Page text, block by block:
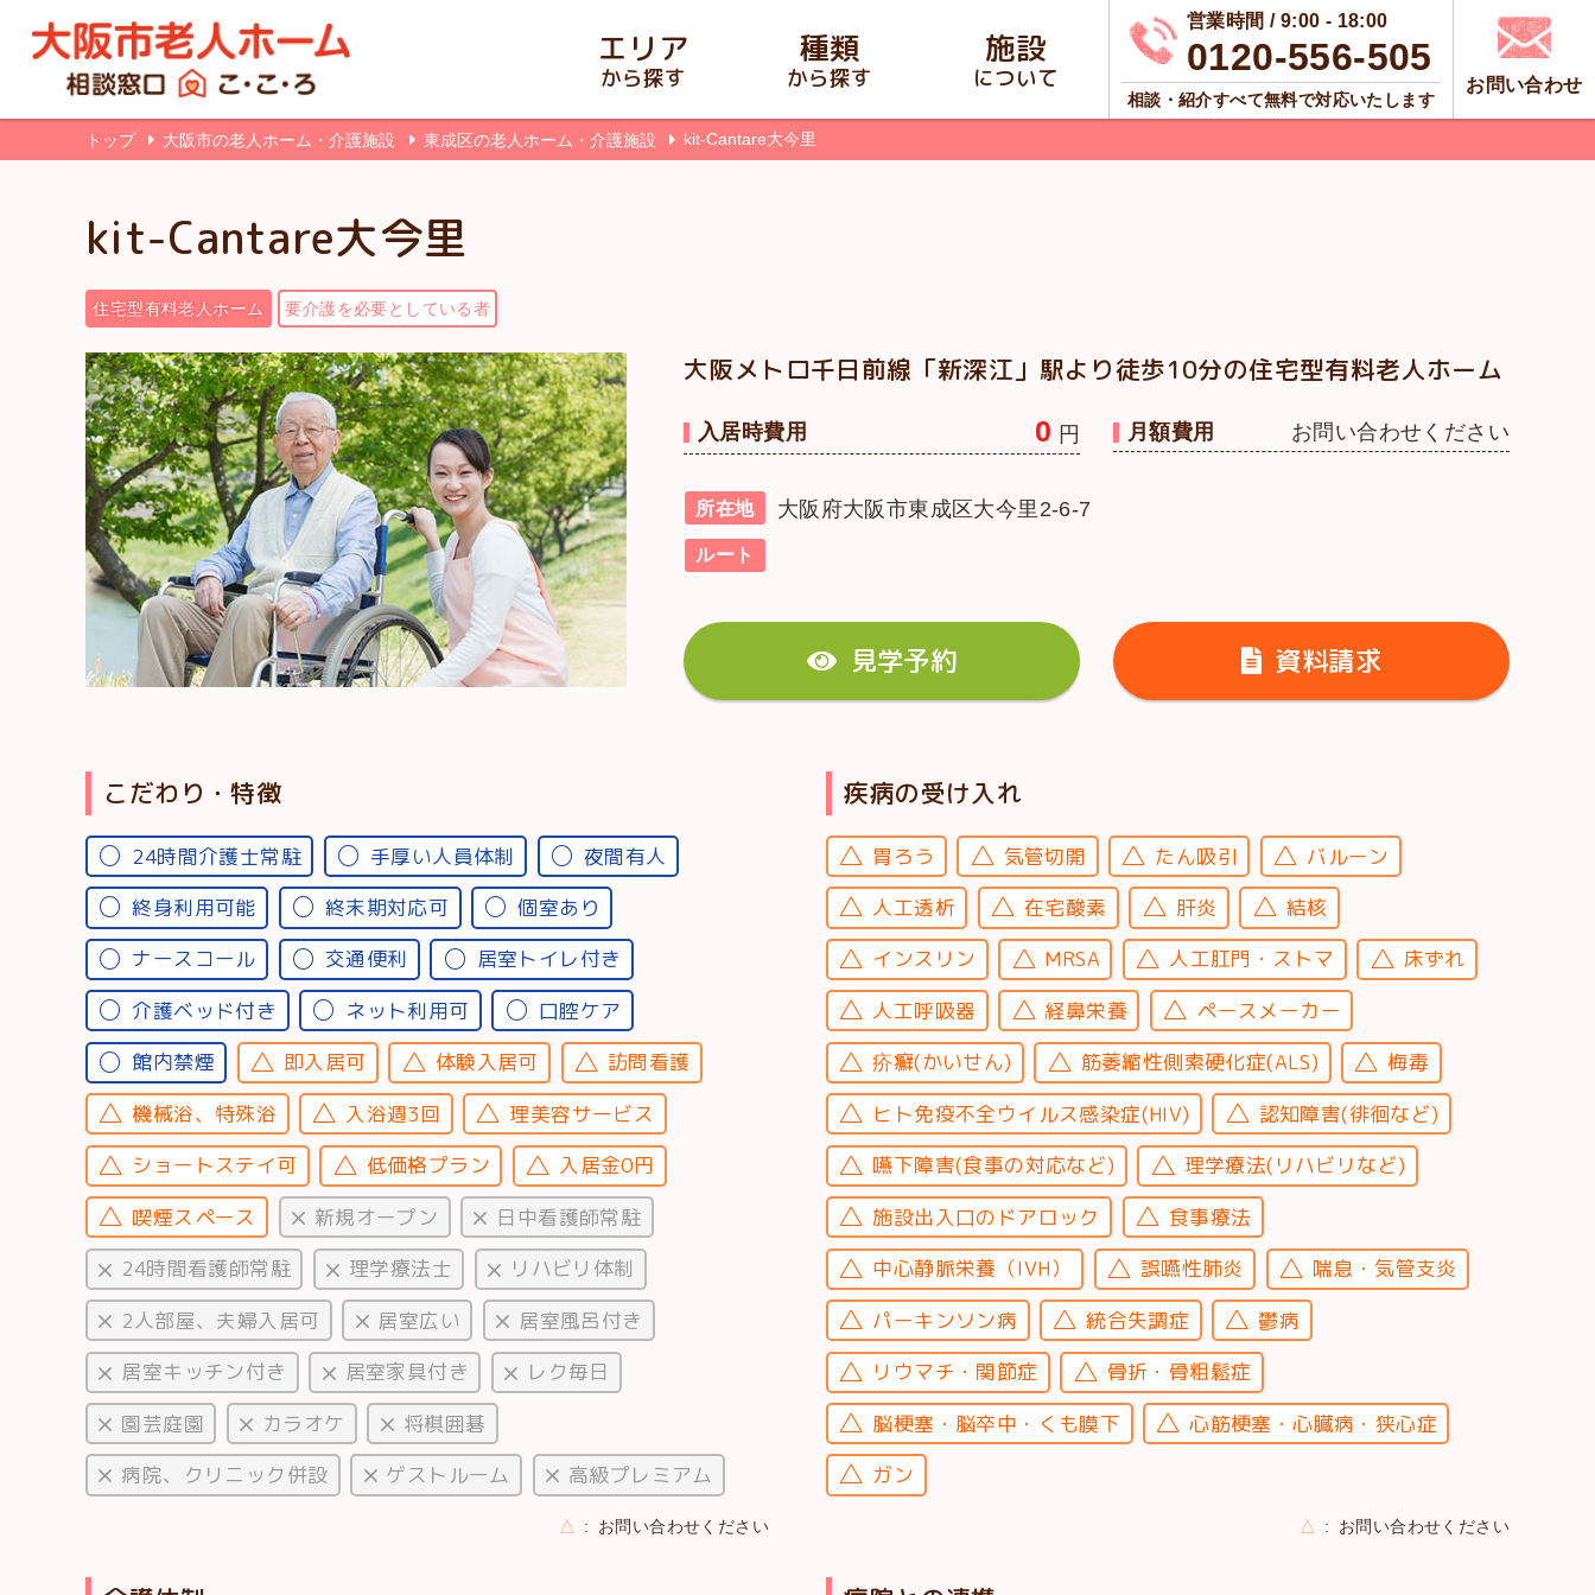
営業時間 / 9:00 - 18:00
0120-556-505
相談・紹介すべて無料で対応いたします
お問い合わせ
エリア
から探す
種類
から探す
施設
について
トップ 大阪市の老人ホーム・介護施設 東成区の老人ホーム・介護施設 kit-Cantare大今里
kit-Cantare大今里
住宅型有料老人ホーム 要介護を必要としている者
大阪メトロ千日前線「新深江」駅より徒歩10分の住宅型有料老人ホーム
入居時費用 0 円 月額費用 お問い合わせください
所在地 大阪府大阪市東成区大今里2-6-7
ルート
見学予約 資料請求
こだわり・特徴
24時間介護士常駐 手厚い人員体制
夜間有人
終身利用可能
終末期対応可
個室あり
ナースコール
交通便利
居室トイレ付き
介護ベッド付き
ネット利用可
口腔ケア
館内禁煙
即入居可 体験入居可
訪問看護
機械浴、特殊浴
入浴週3回
理美容サービス
ショートステイ可
低価格プラン
入居金0円
喫煙スペース
新規オープン
日中看護師常駐
24時間看護師常駐
理学療法士
リハビリ体制
2人部屋、夫婦入居可
居室広い
居室風呂付き
居室キッチン付き
居室家具付き
レク毎日
園芸庭園
カラオケ
将棋囲碁
病院、クリニック併設
ゲストルーム 高級プレミアム
△ お問い合わせください
疾病の受け入れ
胃ろう 気管切開 たん吸引
バルーン
人工透析
在宅酸素 肝炎
結核
インスリン
MRSA 人工肛門・ストマ
床ずれ
人工呼吸器
経鼻栄養
ペースメーカー
疥癬(かいせん)
筋萎縮性側索硬化症(ALS)
梅毒
ヒト免疫不全ウイルス感染症(HIV)
認知障害(徘徊など)
嚥下障害(食事の対応など)
理学療法(リハビリなど)
施設出入口のドアロック
食事療法
中心静脈栄養（IVH）
誤嚥性肺炎
喘息・気管支炎
パーキンソン病
統合失調症
鬱病
リウマチ・関節症
骨折・骨粗鬆症
脳梗塞・脳卒中・くも膜下
心筋梗塞・心臓病・狭心症
ガン
△ お問い合わせください